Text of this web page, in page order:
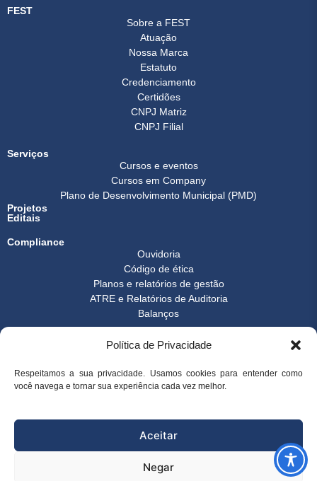
Política de Privacidade
Respeitamos a sua privacidade. Usamos cookies para entender como
você navega e tornar sua experiência cada vez melhor.
Aceitar
Negar
FEST
Sobre a FEST
Atuação
Nossa Marca
Estatuto
Credenciamento
Certidões
CNPJ Matriz
CNPJ Filial
Serviços
Cursos e eventos
Cursos em Company
Plano de Desenvolvimento Municipal (PMD)
Projetos
Editais
Compliance
Ouvidoria
Código de ética
Planos e relatórios de gestão
ATRE e Relatórios de Auditoria
Balanços
Boletim FEST
Notícias Gerais
© 2026 FEST - Fundação Espírito-santense de Tecnologia | Desenvolvido
Arco Websites & E-commerce
superintendencia@fest.org.br (27) 3345-7555